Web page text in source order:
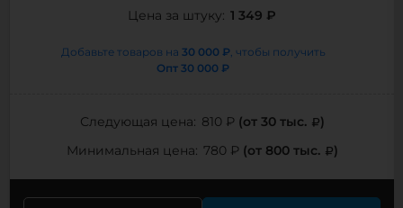
Цена за штуку: 1 349 ₽
Добавьте товаров на 30 000 ₽, чтобы получить
Опт30 000 ₽
Следующая цена: 810 ₽ (от 30 тыс. )
Минимальная цена: 780 ₽ (от 800 тыс. )